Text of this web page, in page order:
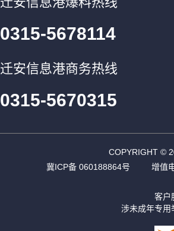
0315-5678114
迁安信息港商务热线
0315-5670315
COPYRIGHT ©
冀ICP备 060188864号
增值
客户
涉未成年专